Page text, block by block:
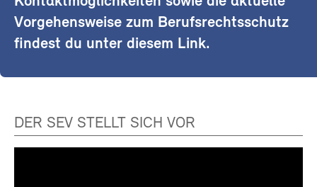
Vorgehensweise zum Berufsrechtsschutz
findest du unter diesem Link.
DER SEV STELLT SICH VOR